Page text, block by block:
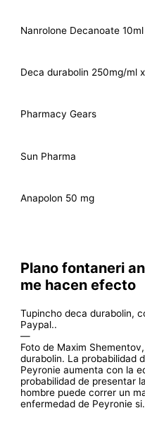
Nanrolone Decanoate
Deca durabolin 250mg/ml
Pharmacy Gears
Sun Pharma
Anapolon 50 mg
Plano fontaneri
me hacen efecto
Tupincho deca durabolin,
Paypal..
—
Foto de Maxim
durabolin. La probabilidad
Peyronie aumenta con la
probabilidad de presentar
hombre puede correr un
enfermedad de Peyronie